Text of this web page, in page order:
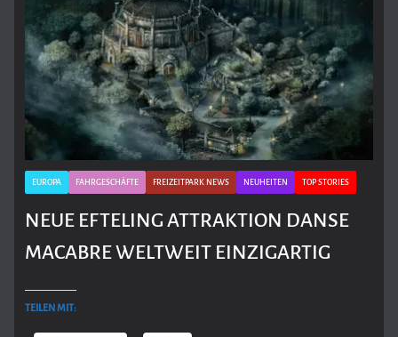
EUROPA FAHRGESCHÄFTE FREIZEITPARK NEWS NEUHEITEN TOP STORIES
NEUE EFTELING ATTRAKTION DANSE
MACABRE WELTWEIT EINZIGARTIG
TEILEN MIT: